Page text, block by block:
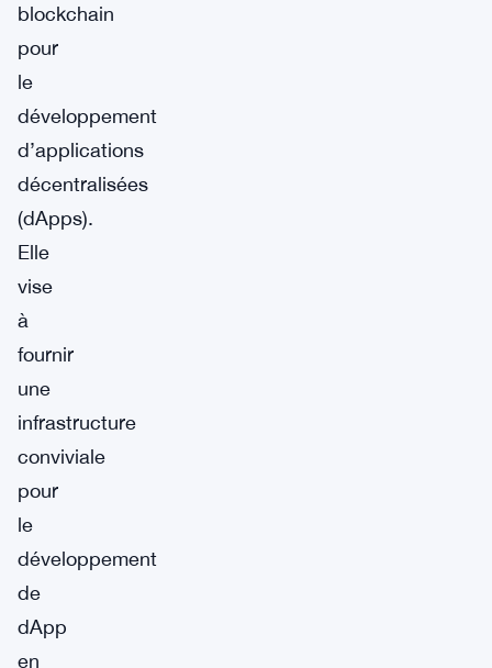
blockchain
pour
le
développement
d’applications
décentralisées
(dApps).
Elle
vise
à
fournir
une
infrastructure
conviviale
pour
le
développement
de
dApp
en